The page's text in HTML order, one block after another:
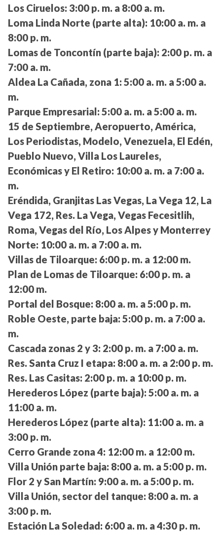
Los Ciruelos: 3:00 p. m. a 8:00 a. m.
Loma Linda Norte (parte alta): 10:00 a. m. a
8:00 p. m.
Lomas de Toncontín (parte baja): 2:00 p. m. a
7:00 a. m.
Aldea La Cañada, zona 1: 5:00 a. m. a 5:00 a.
m.
Parque Empresarial: 5:00 a. m. a 5:00 a. m.
15 de Septiembre, Aeropuerto, América,
Los Periodistas, Modelo, Venezuela, El Edén,
Pueblo Nuevo, Villa Los Laureles,
Económicas y El Retiro: 10:00 a. m. a 7:00 a.
m.
Eréndida, Granjitas Las Vegas, La Vega 12, La
Vega 172, Res. La Vega, Vegas Fecesitlih,
Roma, Vegas del Río, Los Alpes y Monterrey
Norte: 10:00 a. m. a 7:00 a. m.
Villas de Tiloarque: 6:00 p. m. a 12:00 m.
Plan de Lomas de Tiloarque: 6:00 p. m. a
12:00 m.
Portal del Bosque: 8:00 a. m. a 5:00 p. m.
Roble Oeste, parte baja: 5:00 p. m. a 7:00 a.
m.
Cascada zonas 2 y 3: 2:00 p. m. a 7:00 a. m.
Res. Santa Cruz I etapa: 8:00 a. m. a 2:00 p. m.
Res. Las Casitas: 2:00 p. m. a 10:00 p. m.
Herederos López (parte baja): 5:00 a. m. a
11:00 a. m.
Herederos López (parte alta): 11:00 a. m. a
3:00 p. m.
Cerro Grande zona 4: 12:00 m. a 12:00 m.
Villa Unión parte baja: 8:00 a. m. a 5:00 p. m.
Flor 2 y San Martín: 9:00 a. m. a 5:00 p. m.
Villa Unión, sector del tanque: 8:00 a. m. a
3:00 p. m.
Estación La Soledad: 6:00 a. m. a 4:30 p. m.